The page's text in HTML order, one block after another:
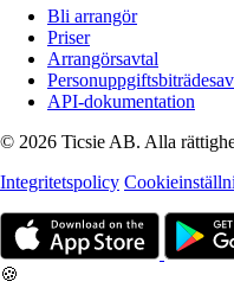
Bli arrangör
Priser
Arrangörsavtal
API-dokumentation
© 2026 Ticsie AB. Alla
Integritetspolicy
🍪